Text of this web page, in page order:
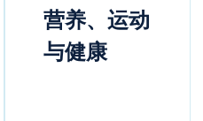
营养、运动
与健康